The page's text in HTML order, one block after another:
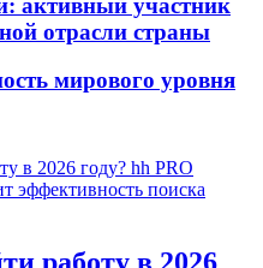
отрасли страны
мирового уровня